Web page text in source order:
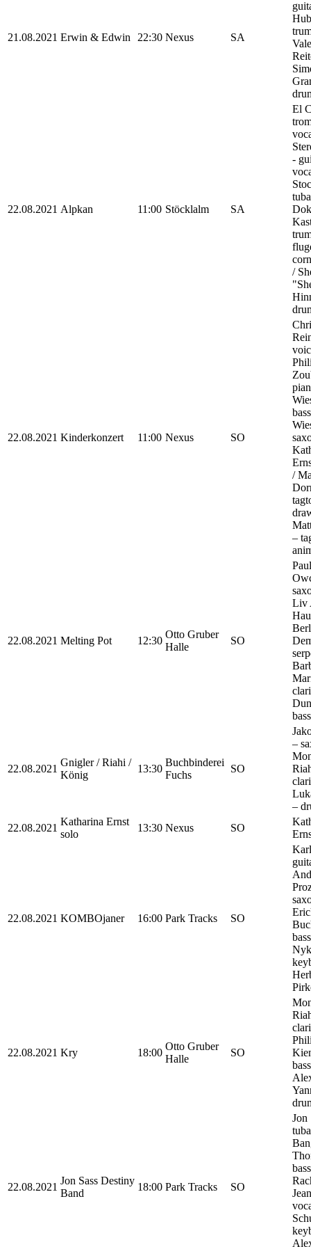
21.08.2021 Erwin & Edwin 22:30 Nexus SA
22.08.2021 Alpkan 11:00 Stöcklalm SA
El
-
/
22.08.2021 Kinderkonzert 11:00 Nexus SO
/
–
22.08.2021 Melting Pot 12:30
Otto Gruber
Halle
SO
Liv
bass
22.08.2021
Gnigler / Riahi /
König
13:30
Buchbinderei
Fuchs
SO
–
–
22.08.2021
Katharina Ernst
solo
13:30 Nexus SO
22.08.2021 KOMBOjaner 16:00 Park Tracks SO
22.08.2021 Kry 18:00
Otto Gruber
Halle
SO
22.08.2021
Jon Sass Destiny
Band
18:00 Park Tracks SO
Jon